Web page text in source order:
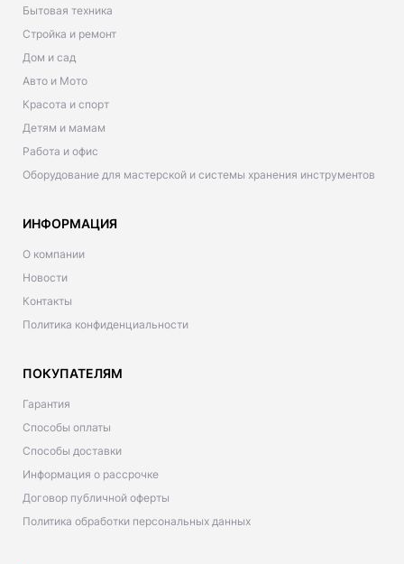
Бытовая техника
Стройка и ремонт
Дом и сад
Авто и Мото
Красота и спорт
Детям и мамам
Работа и офис
Оборудование для мастерской и системы хранения инструментов
ИНФОРМАЦИЯ
О компании
Новости
Контакты
Политика конфиденциальности
ПОКУПАТЕЛЯМ
Гарантия
Способы оплаты
Способы доставки
Информация о рассрочке
Договор публичной оферты
Политика обработки персональных данных